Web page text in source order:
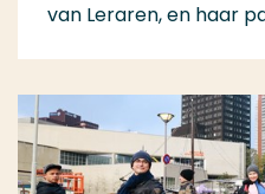
van Leraren, en haar